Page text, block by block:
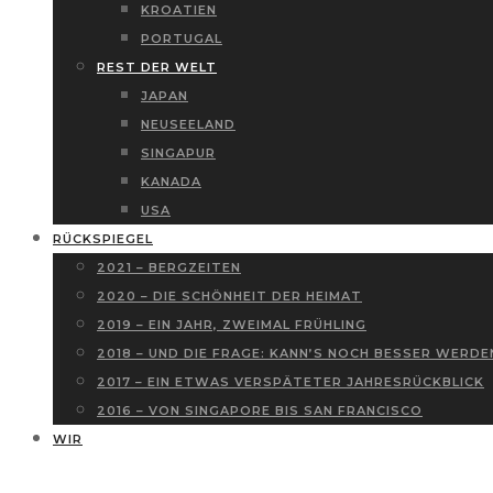
KROATIEN
PORTUGAL
REST DER WELT
JAPAN
NEUSEELAND
SINGAPUR
KANADA
USA
RÜCKSPIEGEL
2021 – BERGZEITEN
2020 – DIE SCHÖNHEIT DER HEIMAT
2019 – EIN JAHR, ZWEIMAL FRÜHLING
2018 – UND DIE FRAGE: KANN’S NOCH BESSER
2017 – EIN ETWAS VERSPÄTETER JAHRESRÜCKBLICK
2016 – VON SINGAPORE BIS SAN FRANCISCO
WIR